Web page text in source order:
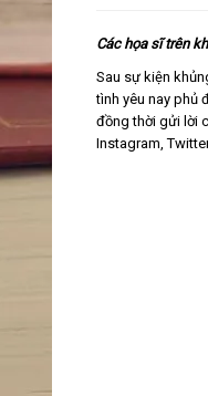
Các họa sĩ trên
Sau sự kiện
tình yêu nay phủ
đồng thời gửi lời
Instagram,